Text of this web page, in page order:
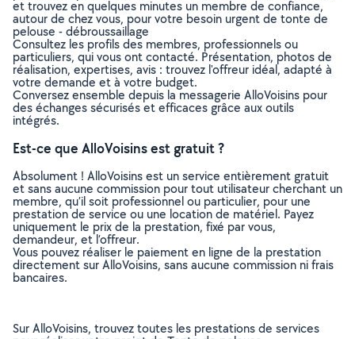
et trouvez en quelques minutes un membre de confiance,
autour de chez vous, pour votre besoin urgent de tonte de
pelouse - débroussaillage
Consultez les profils des membres, professionnels ou
particuliers, qui vous ont contacté. Présentation, photos de
réalisation, expertises, avis : trouvez l'offreur idéal, adapté à
votre demande et à votre budget.
Conversez ensemble depuis la messagerie AlloVoisins pour
des échanges sécurisés et efficaces grâce aux outils
intégrés.
Est-ce que AlloVoisins est gratuit ?
Absolument ! AlloVoisins est un service entièrement gratuit
et sans aucune commission pour tout utilisateur cherchant un
membre, qu’il soit professionnel ou particulier, pour une
prestation de service ou une location de matériel. Payez
uniquement le prix de la prestation, fixé par vous,
demandeur, et l’offreur.
Vous pouvez réaliser le paiement en ligne de la prestation
directement sur AlloVoisins, sans aucune commission ni frais
bancaires.
Sur AlloVoisins, trouvez toutes les prestations de services